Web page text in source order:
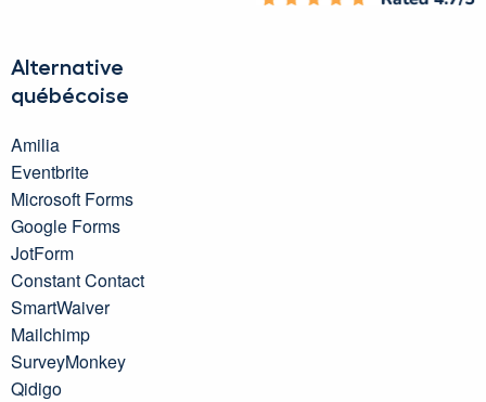
Alternative
québécoise
Amilia
Eventbrite
Microsoft Forms
Google Forms
JotForm
Constant Contact
SmartWaiver
Mailchimp
SurveyMonkey
Qidigo